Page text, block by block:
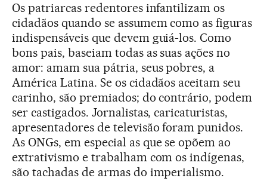
Os patriarcas redentores infantilizam os
cidadãos quando se assumem como as figuras
indispensáveis que devem guiá-los. Como
bons pais, baseiam todas as suas ações no
amor: amam sua pátria, seus pobres, a
América Latina. Se os cidadãos aceitam seu
carinho, são premiados; do contrário, podem
ser castigados. Jornalistas, caricaturistas,
apresentadores de televisão foram punidos.
As ONGs, em especial as que se opõem ao
extrativismo e trabalham com os indígenas,
são tachadas de armas do imperialismo.